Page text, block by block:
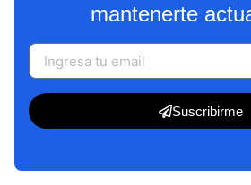
mantenerte
Suscribirme